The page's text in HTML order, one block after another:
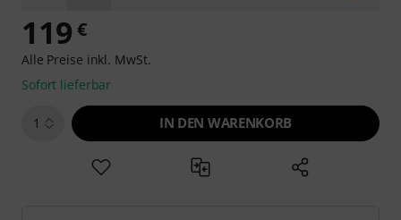
119 €
Alle Preise inkl. MwSt.
Sofort lieferbar
1 IN DEN WARENKORB